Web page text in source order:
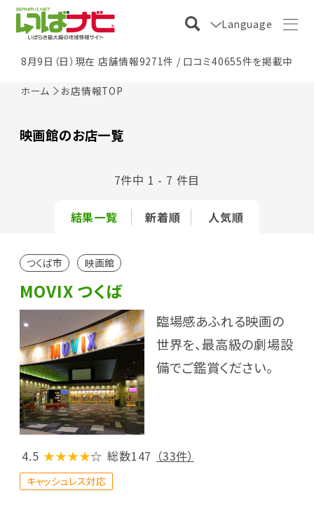
Language
8月9日（日）現在 店舗情報9271件 / 口コミ40655件を掲載中
ホーム お店情報TOP
映画館のお店一覧
結果一覧 新着順 人気順
7件中 1 - 7 件目
つくば市 映画館
MOVIX つくば
臨場感あふれる映画の
世界を、最高級の劇場設
備でご鑑賞ください。
4.5 ★★★★☆ 総数147 （33件）
キャッシュレス対応